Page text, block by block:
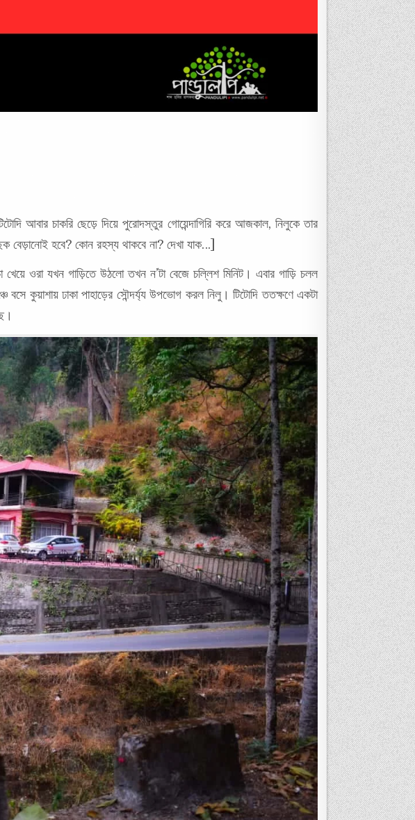
আবার চাকরি ছেড়ে দিয়ে পুরোদস্তুর গোয়েন্দাগিরি করে আজকাল, নিলুকে তার
বেড়ানোই হবে? কোন রহস্য থাকবে না? দেখা যাক…]
ওরা যখন গাড়িতে উঠলো তখন ন’টা বেজে চল্লিশ মিনিট। এবার গাড়ি চলল
বসে কুয়াশায় ঢাকা পাহাড়ের সৌন্দর্য্য উপভোগ করল নিলু। টিটোদি ততক্ষণে একটা